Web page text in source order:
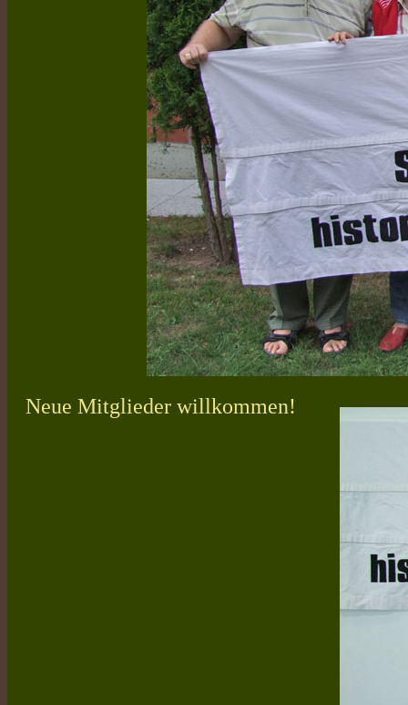
Neue Mitglieder willkommen!